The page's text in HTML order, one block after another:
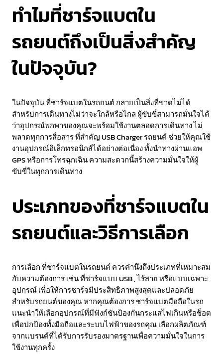
ทำไมที่ชาร์จแบตใน
รถยนต์ถึงเป็นสิ่งสำคัญ
ในปัจจุบัน?
ในปัจจุบัน ที่ชาร์จแบตในรถยนต์ กลายเป็นสิ่งที่ขาดไม่ได้
สำหรับการเดินทางไม่ว่าจะใกล้หรือไกล ผู้ขับขี่สามารถมั่นใจได้
ว่าอุปกรณ์พกพาของคุณจะพร้อมใช้งานตลอดการเดินทาง ไม่
พลาดทุกการสื่อสาร ที่สำคัญ USB Charger รถยนต์ ช่วยให้คุณใช้
งานอุปกรณ์อิเล็กทรอนิกส์ได้อย่างต่อเนื่อง ทั้งนำทางผ่านแอพ
GPS หรือการโทรฉุกเฉิน ความสะดวกนี้สร้างความมั่นใจให้ผู้
ขับขี่ในทุกการเดินทาง
ประเภทของที่ชาร์จแบตใน
รถยนต์และวิธีการเลือก
การเลือก ที่ชาร์จแบตในรถยนต์ ควรคำนึงถึงประเภทที่เหมาะสม
กับความต้องการ เช่น ที่ชาร์จแบบ USB , ไร้สาย หรือแบบเฉพาะ
อุปกรณ์ เพื่อให้การชาร์จมีประสิทธิภาพสูงสุดและปลอดภัย
สำหรับรถยนต์ของคุณ หากคุณต้องการ ชาร์จแบตมือถือในรถ
แนะนำให้เลือกอุปกรณ์ที่มีฟังก์ชันป้องกันกระแสไฟเกินหรือช็อต
เพื่อปกป้องทั้งมือถือและระบบไฟฟ้าของรถคุณ เลือกผลิตภัณฑ์
จากแบรนด์ที่ได้รับการรับรองมาตรฐานเพื่อความมั่นใจในการ
ใช้งานทุกครั้ง